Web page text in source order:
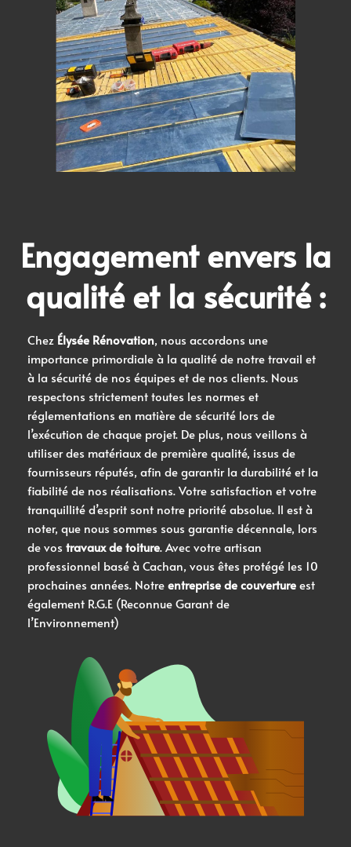
Engagement envers la
qualité et la sécurité :
Chez Élysée Rénovation, nous accordons une
importance primordiale à la qualité de notre travail et
à la sécurité de nos équipes et de nos clients. Nous
respectons strictement toutes les normes et
réglementations en matière de sécurité lors de
l’exécution de chaque projet. De plus, nous veillons à
utiliser des matériaux de première qualité, issus de
fournisseurs réputés, afin de garantir la durabilité et la
fiabilité de nos réalisations. Votre satisfaction et votre
tranquillité d’esprit sont notre priorité absolue. Il est à
noter, que nous sommes sous garantie décennale, lors
de vos travaux de toiture. Avec votre artisan
professionnel basé à Cachan, vous êtes protégé les 10
prochaines années. Notre entreprise de couverture est
également R.G.E (Reconnue Garant de
l’Environnement)